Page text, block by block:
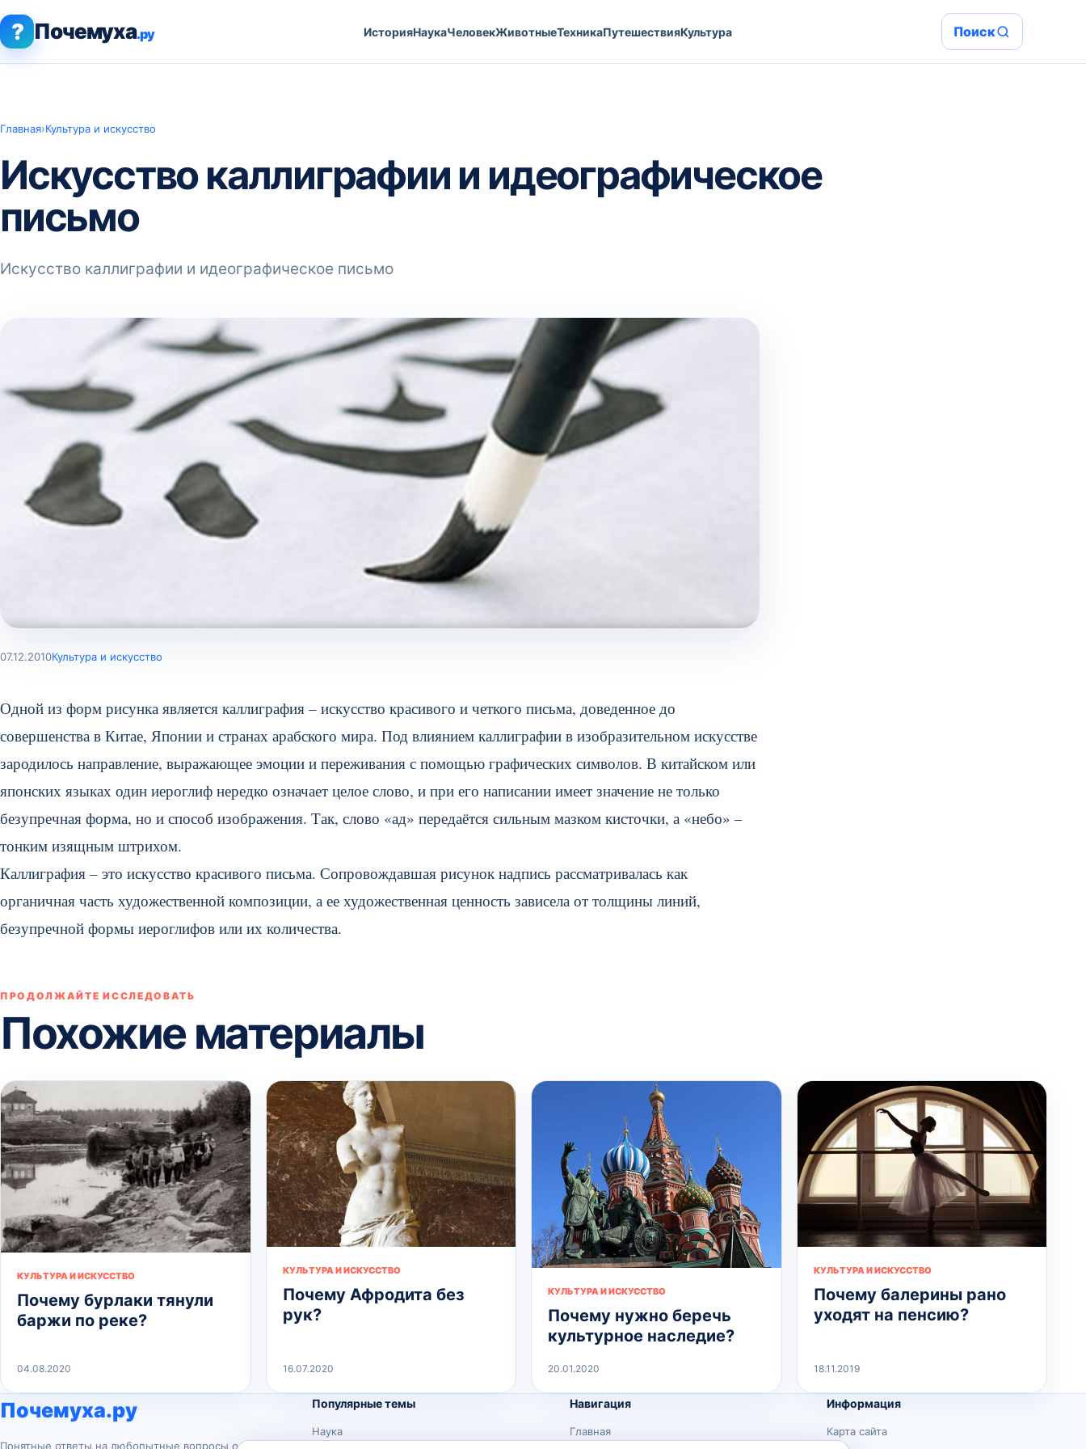
? Почемуха.ру ИсторияНаукаЧеловекЖивотныеТехникаПутешествияКультура Поиск
Главная›Культура и искусство
Искусство каллиграфии и идеографическое
письмо
Искусство каллиграфии и идеографическое письмо
07.12.2010Культура и искусство
Одной из форм рисунка является каллиграфия – искусство красивого и четкого письма, доведенное до
совершенства в Китае, Японии и странах арабского мира. Под влиянием каллиграфии в изобразительном искусстве
зародилось направление, выражающее эмоции и переживания с помощью графических символов. В китайском или
японских языках один иероглиф нередко означает целое слово, и при его написании имеет значение не только
безупречная форма, но и способ изображения. Так, слово «ад» передаётся сильным мазком кисточки, а «небо» –
тонким изящным штрихом.
Каллиграфия – это искусство красивого письма. Сопровождавшая рисунок надпись рассматривалась как
органичная часть художественной композиции, а ее художественная ценность зависела от толщины линий,
безупречной формы иероглифов или их количества.
ПРОДОЛЖАЙТЕ ИССЛЕДОВАТЬ
Похожие материалы
КУЛЬТУРА И ИСКУССТВО
Почему бурлаки тянули
баржи по реке?
04.08.2020
КУЛЬТУРА И ИСКУССТВО
Почему Афродита без
рук?
16.07.2020
КУЛЬТУРА И ИСКУССТВО
Почему нужно беречь
культурное наследие?
20.01.2020
КУЛЬТУРА И ИСКУССТВО
Почему балерины рано
уходят на пенсию?
18.11.2019
Почемуха.ру
Понятные ответы на любопытные вопросы о
Популярные темы
Наука
Навигация
Главная
Информация
Карта сайта